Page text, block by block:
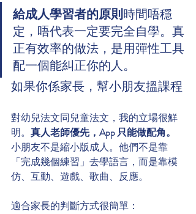
給成人學習者的原則時間唔穩
定，唔代表一定要完全自學。真
正有效率的做法，是用彈性工具
配一個能糾正你的人。
如果你係家長，幫小朋友搵課程
對幼兒法文同兒童法文，我的立場很鮮
明。 真人老師優先，App 只能做配角。
小朋友不是縮小版成人。他們不是靠
「完成幾個練習」去學語言，而是靠模
仿、互動、遊戲、歌曲、反應。
適合家長的判斷方式很簡單：